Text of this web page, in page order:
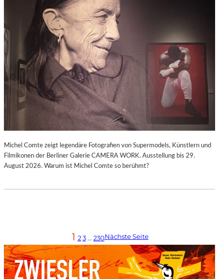
Michel Comte zeigt legendäre Fotografien von Supermodels, Künstlern und
Filmikonen der Berliner Galerie CAMERA WORK. Ausstellung bis 29.
August 2026. Warum ist Michel Comte so berühmt?
1 2 3 … 230Nächste Seite